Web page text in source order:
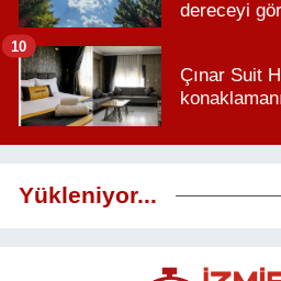
dereceyi
Çınar Suit
10
Yükleniyor...